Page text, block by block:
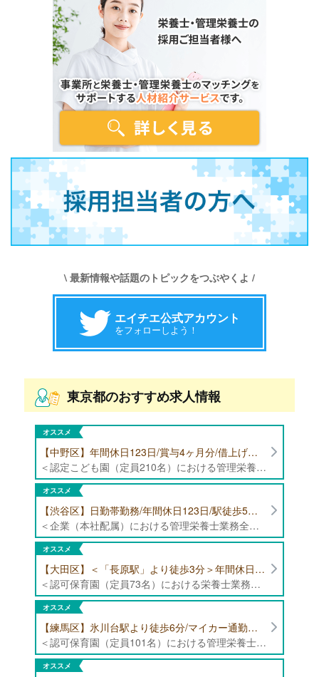
\ 最新情報や話題のトピックをつぶやくよ /
エイチエ公式アカウント
をフォローしよう！
東京都のおすすめ求人情報
オススメ
【中野区】年間休日123日/賞与4ヶ月分/借上げ住宅制度あり 認定こども園（定員210名）にて管理栄養士・栄養士募集！
＜認定こども園（定員210名）における管理栄養士・栄養士業務全般＞ ・管理栄養士、栄養士業務全般
オススメ
【渋谷区】日勤帯勤務/年間休日123日/駅徒歩5分/企業（本社配属）にて管理栄養士募集！
＜企業（本社配属）における管理栄養士業務全般＞ ・本社および在宅（週1日程度）で、運営・受託する保育園（約50箇所）の管理栄養士・マネジメント業務全般 ・調理指導、育成 ・調理代行※欠員時 ・衛生管理 ・献立作成 ・食材発注 ・園長、調理スタッフとの給食会議 ・クライアント企業との給食会議（食育等の企画提案） ・採用業務（面接・施設見学同行）など ・担当保育園の定期巡回（直行やオンライン対応あり） ※23区内の認可保育園や、事業所内保育園（市川市、古河市、厚木市・追浜等）
オススメ
【大田区】＜「長原駅」より徒歩3分＞年間休日120日以上/最大10連休取得可能/日勤帯勤務のみ 認可保育園（定員73名）にて、栄養士の募集！
＜認可保育園（定員73名）における栄養士業務全般＞ ・調理（朝おやつ・給食・おやつ・補食） ・盛付け、片づけ ・食育、保育室への給食ラウンド、事務業務 ・調理室のお掃除、備蓄の確認、発注など ※定員:73名(0歳児6名、1歳歳児10名、2歳児12名、3歳-5歳児各15名)
オススメ
【練馬区】氷川台駅より徒歩6分/マイカー通勤可能/年間休日120日/賞与高水準 認可保育園（定員101名）にて管理栄養士・栄養士・調理師募集！
＜認可保育園（定員101名）における管理栄養士・栄養士・調理師業務全般＞ ・調理業務全般 ・離乳食、アレルギー除去食対応 ・食育活動
オススメ